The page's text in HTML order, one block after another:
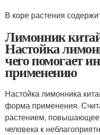
В коре растения
Лимонник
Настойка
чего помогает
применению
Настойка лимонника
форма применения.
растением, повышающее
человека к